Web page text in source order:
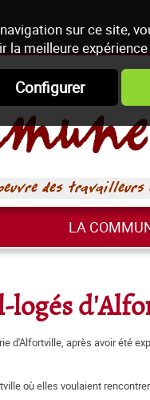
sur ce site,
la meilleure
Configurer
LA
logés
après avoir été
où elles voulaient